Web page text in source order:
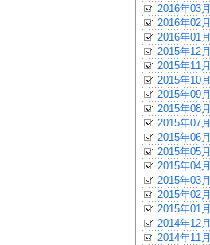
2016年03月
2016年02月
2016年01月
2015年12月
2015年11月
2015年10月
2015年09月
2015年08月
2015年07月
2015年06月
2015年05月
2015年04月
2015年03月
2015年02月
2015年01月
2014年12月
2014年11月